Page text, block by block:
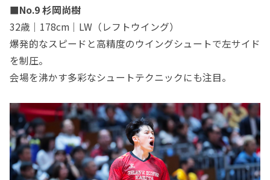
■No.9 杉岡尚樹
32歳｜178cm｜LW（レフトウイング）
爆発的なスピードと高精度のウイングシュートで左サイド
を制圧。
会場を沸かす多彩なシュートテクニックにも注目。